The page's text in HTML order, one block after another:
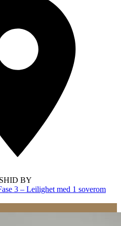
BY
3 – Leilighet med 1 soverom